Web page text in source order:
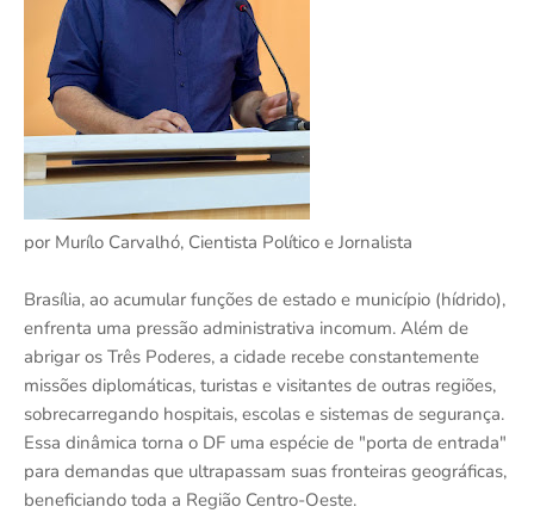
por Murílo Carvalhó, Cientista Político e Jornalista
Brasília, ao acumular funções de estado e município (hídrido),
enfrenta uma pressão administrativa incomum. Além de
abrigar os Três Poderes, a cidade recebe constantemente
missões diplomáticas, turistas e visitantes de outras regiões,
sobrecarregando hospitais, escolas e sistemas de segurança.
Essa dinâmica torna o DF uma espécie de "porta de entrada"
para demandas que ultrapassam suas fronteiras geográficas,
beneficiando toda a Região Centro-Oeste.